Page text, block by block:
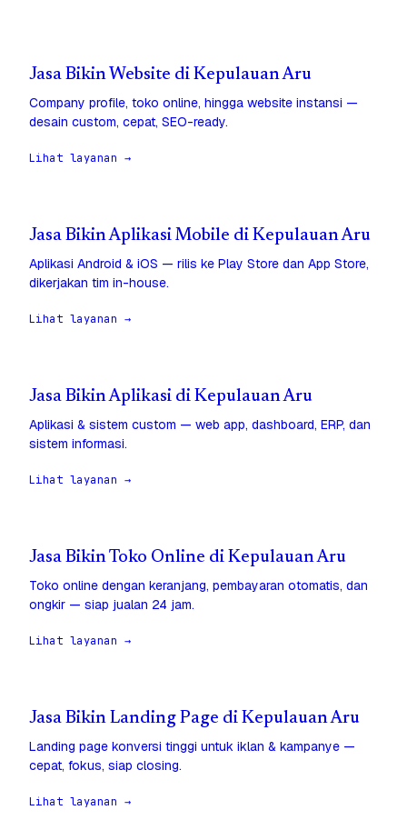
Jasa Bikin Website di Kepulauan Aru
Company profile, toko online, hingga website instansi —
desain custom, cepat, SEO-ready.
Lihat layanan →
Jasa Bikin Aplikasi Mobile di Kepulauan Aru
Aplikasi Android & iOS — rilis ke Play Store dan App Store,
dikerjakan tim in-house.
Lihat layanan →
Jasa Bikin Aplikasi di Kepulauan Aru
Aplikasi & sistem custom — web app, dashboard, ERP, dan
sistem informasi.
Lihat layanan →
Jasa Bikin Toko Online di Kepulauan Aru
Toko online dengan keranjang, pembayaran otomatis, dan
ongkir — siap jualan 24 jam.
Lihat layanan →
Jasa Bikin Landing Page di Kepulauan Aru
Landing page konversi tinggi untuk iklan & kampanye —
cepat, fokus, siap closing.
Lihat layanan →